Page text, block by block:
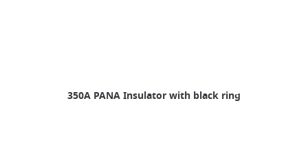
350A PANA Insulator with black ring